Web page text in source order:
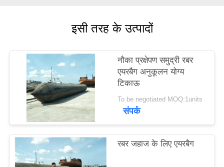
PRIVACY
POLICY
इसी तरह के उत्पादों
नौका प्रक्षेपण समुद्री रबर
एयरबैग अनुकूलन योग्य
टिकाऊ
To be negotiated MOQ:1units
संपर्क
रबर जहाज के लिए एयरबैग